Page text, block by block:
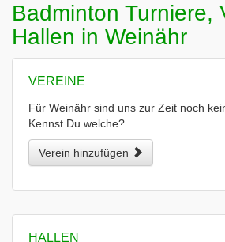
Badminton Turniere,
Hallen in Weinähr
VEREINE
Für Weinähr sind uns zur Zeit noch
Kennst Du welche?
Verein hinzufügen
HALLEN